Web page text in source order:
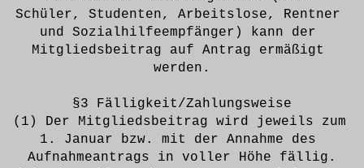
Schüler, Studenten, Arbeitslose, Rentner
und Sozialhilfeempfänger) kann der
Mitgliedsbeitrag auf Antrag ermäßigt
werden.
§3 Fälligkeit/Zahlungsweise
(1) Der Mitgliedsbeitrag wird jeweils zum
1. Januar bzw. mit der Annahme des
Aufnahmeantrags in voller Höhe fällig.